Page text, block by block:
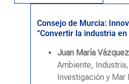
Consejo de Murcia:
“Convertir la industria
Juan María
Ambiente,
Investigación y Mar